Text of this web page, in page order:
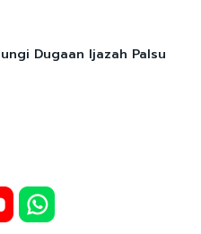
Dugaan Ijazah Palsu